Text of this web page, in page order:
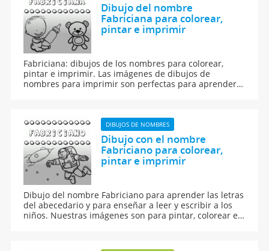
Dibujo del nombre
Fabriciana para colorear,
pintar e imprimir
Fabriciana: dibujos de los nombres para colorear,
pintar e imprimir. Las imágenes de dibujos de
nombres para imprimir son perfectas para aprender a
DIBUJOS DE NOMBRES
Dibujo con el nombre
Fabriciano para colorear,
pintar e imprimir
Dibujo del nombre Fabriciano para aprender las letras
del abecedario y para enseñar a leer y escribir a los
niños. Nuestras imágenes son para pintar, colorear e